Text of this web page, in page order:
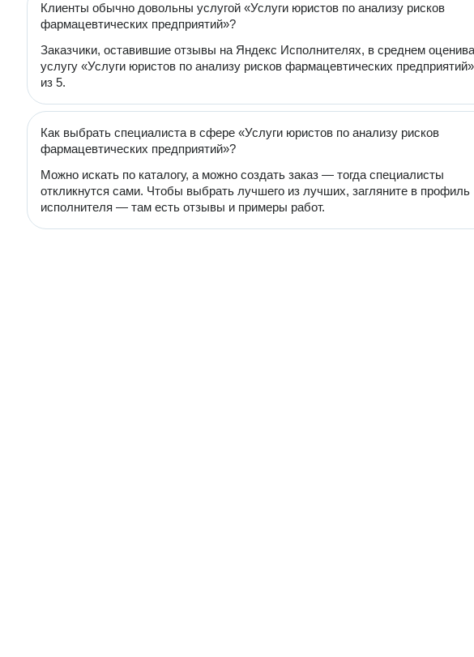
Клиенты обычно довольны услугой «Услуги юристов по анализу рисков
фармацевтических предприятий»?
Заказчики, оставившие отзывы на Яндекс Исполнителях, в среднем
услугу «Услуги юристов по анализу рисков фармацевтических
из 5.
Как выбрать специалиста в сфере «Услуги юристов по анализу рисков
фармацевтических предприятий»?
Можно искать по каталогу, а можно создать заказ — тогда специалисты
откликнутся сами. Чтобы выбрать лучшего из лучших, загляните в профиль
исполнителя — там есть отзывы и примеры работ.